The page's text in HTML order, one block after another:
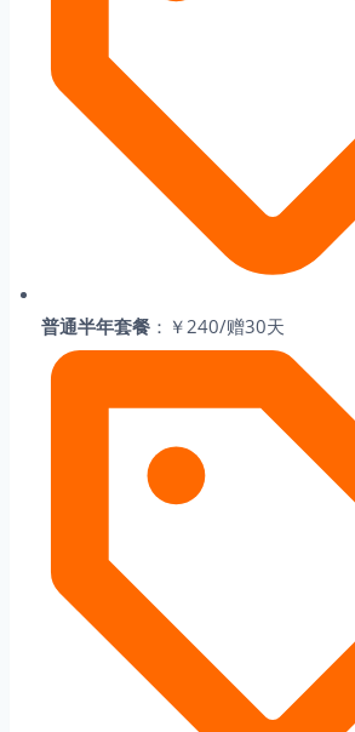
普通半年套餐 ：￥240/赠30天